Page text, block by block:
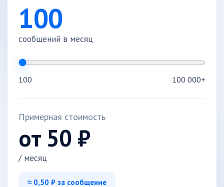
100
сообщений в месяц
100 100 000+
Примерная стоимость
от 50 ₽
/ месяц
≈ 0,50 ₽ за сообщение